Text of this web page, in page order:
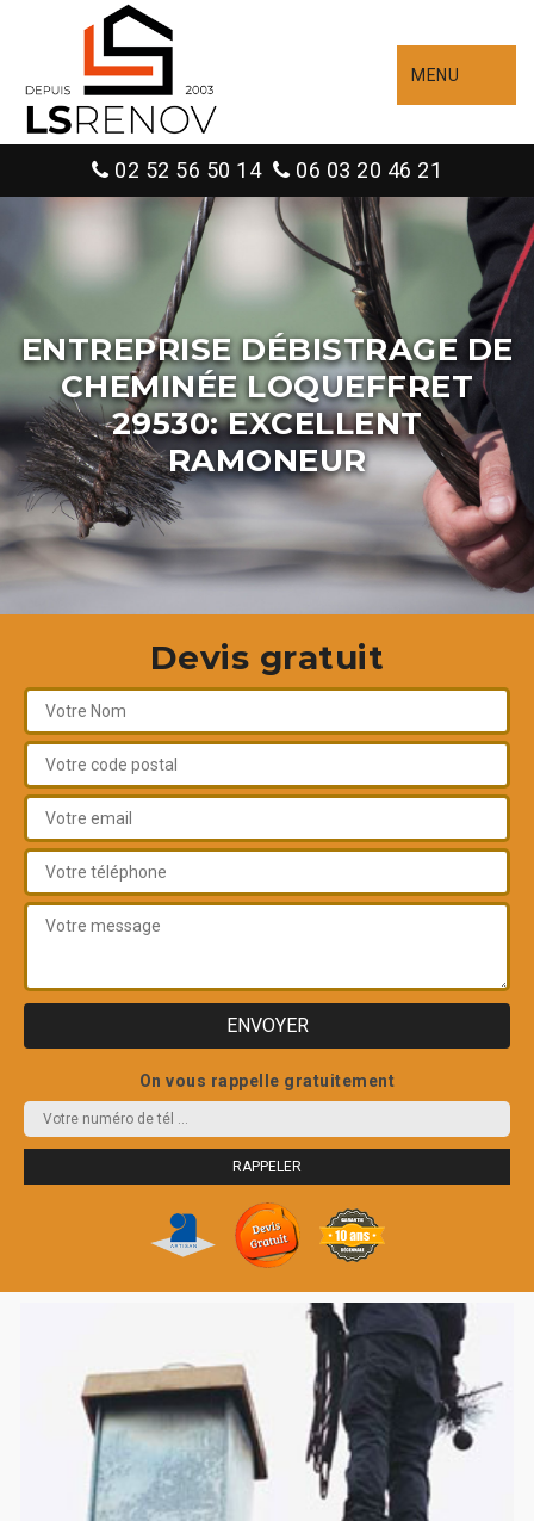
MENU
02 52 56 50 14 06 03 20 46 21
ENTREPRISE DÉBISTRAGE DE
CHEMINÉE LOQUEFFRET
29530: EXCELLENT
RAMONEUR
Devis gratuit
On vous rappelle gratuitement